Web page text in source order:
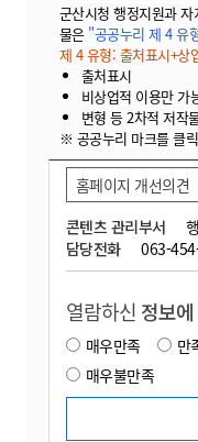
군산시청 행정지원과
물은 "공공누리 제 4 유
제 4 유형: 출처표시+상
출처표시
비상업적 이용만 가
변형 등 2차적 저작
※ 공공누리 마크를 클
콘텐츠 관리부서
담당전화
063-
홈페이지 개선의견
열람하신 정보
매우만족 만
매우불만족